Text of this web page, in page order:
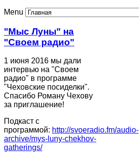
Menu
"Мыс Луны" на
"Своем радио"
1 июня 2016 мы дали
интервью на "Своем
радио" в программе
"Чеховские посиделки".
Спасибо Роману Чехову
за приглашение!
Подкаст с
программой: http://svoeradio.fm/audio-
archive/mys-luny-chekhov-
gatherings/